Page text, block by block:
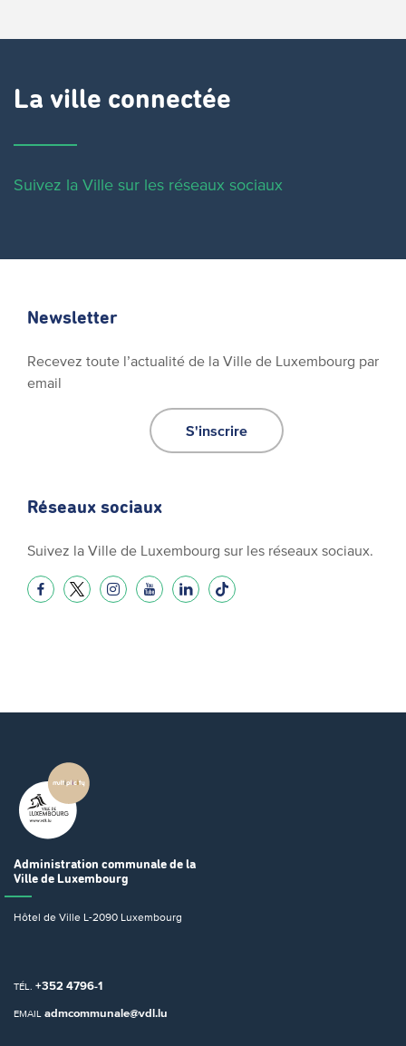
La ville connectée
Suivez la Ville sur les réseaux sociaux
Newsletter
Recevez toute l’actualité de la Ville de Luxembourg par
email
S'inscrire
Réseaux sociaux
Suivez la Ville de Luxembourg sur les réseaux sociaux.
Administration communale de la
Ville de Luxembourg
Hôtel de Ville L-2090 Luxembourg
TÉL. +352 4796-1
EMAIL admcommunale@vdl.lu